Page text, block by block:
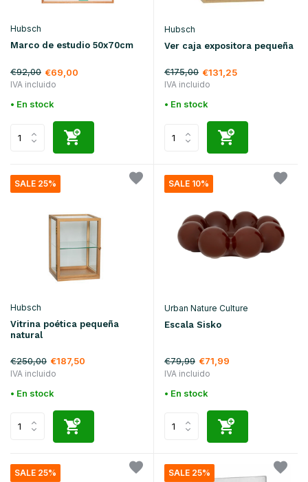
Hubsch
Marco de estudio 50x70cm
€92,00 €69,00
IVA incluido
• En stock
Hubsch
Ver caja expositora pequeña
€175,00 €131,25
IVA incluido
• En stock
SALE 25%
Hubsch
Vitrina poética pequeña
natural
€250,00 €187,50
IVA incluido
• En stock
SALE 10%
Urban Nature Culture
Escala Sisko
€79,99 €71,99
IVA incluido
• En stock
SALE 25% SALE 25%